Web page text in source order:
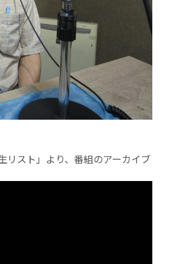
リスト」より、番組のアーカイブ